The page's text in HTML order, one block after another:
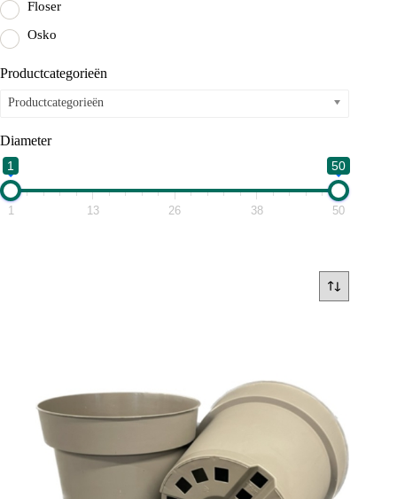
Floser
Osko
Productcategorieën
Productcategorieën
Diameter
1 50
1 13 26 38 50